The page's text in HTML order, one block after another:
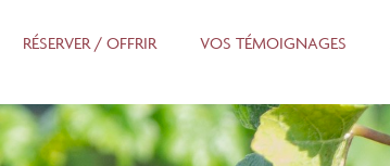
RÉSERVER / OFFRIR VOS TÉMOIGNAGES